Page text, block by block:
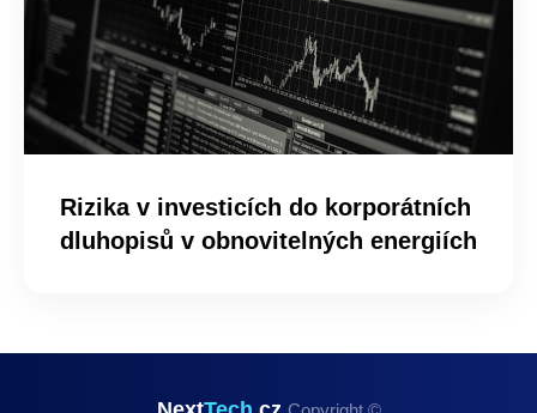
Rizika v investicích do korporátních
dluhopisů v obnovitelných energiích